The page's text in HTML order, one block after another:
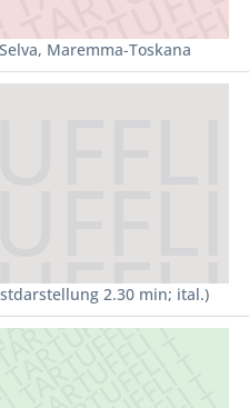
Maremma-Toskana
2.30 min; ital.)